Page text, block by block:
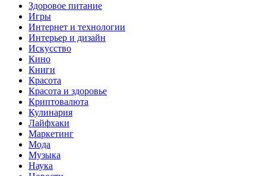
Здоровое питание
Игры
Интернет и технологии
Интерьер и дизайн
Искусство
Кино
Книги
Красота
Красота и здоровье
Криптовалюта
Кулинария
Лайфхаки
Маркетинг
Мода
Музыка
Наука